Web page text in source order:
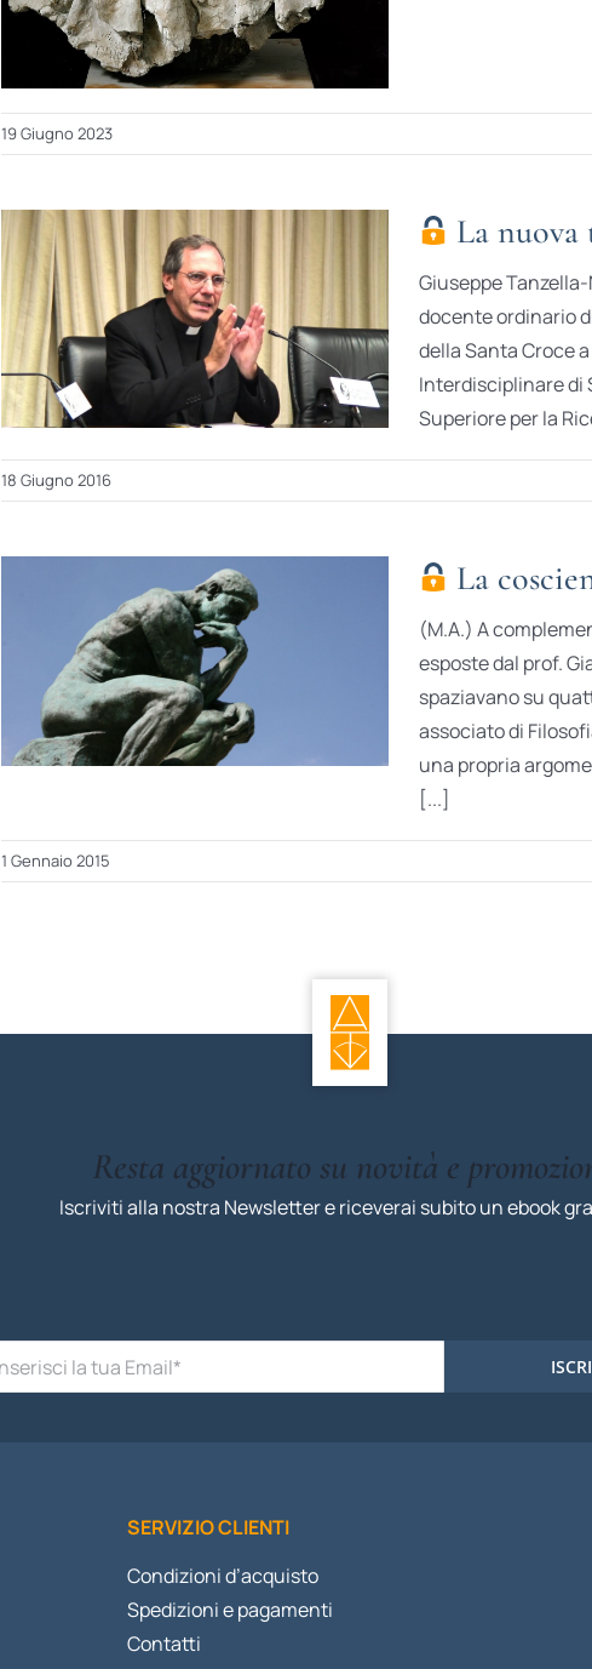
19 Giugno 2023
La
Giuseppe
docente ordinario
della Santa Croce
Interdisciplinare di
Superiore per la
18 Giugno 2016
La
(M.A.) A
esposte dal prof.
spaziavano su
associato di
una propria
[...]
1 Gennaio 2015
Resta aggiornato su novità e
Iscriviti alla nostra Newsletter e riceverai subito un ebook
SERVIZIO CLIENTI
Condizioni d’acquisto
Spedizioni e pagamenti
Contatti